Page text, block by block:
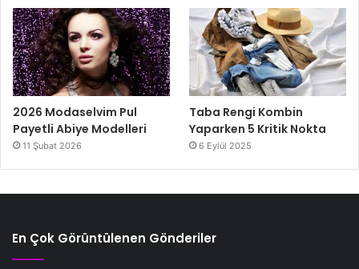
2026 Modaselvim Pul
Payetli Abiye Modelleri
11 Şubat 2026
Taba Rengi Kombin
Yaparken 5 Kritik Nokta
6 Eylül 2025
En Çok Görüntülenen Gönderiler